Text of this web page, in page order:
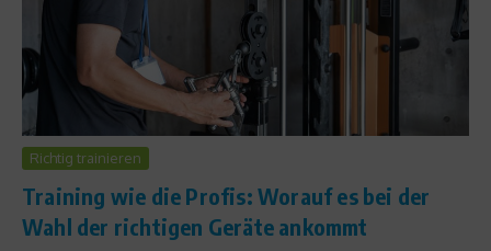
Richtig trainieren
Training wie die Profis: Worauf es bei der
Wahl der richtigen Geräte ankommt